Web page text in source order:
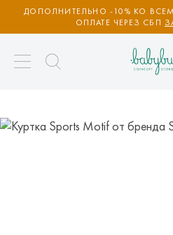
ДОПОЛНИТЕЛЬНО -10% КО
ОПЛАТЕ ЧЕРЕЗ СБП